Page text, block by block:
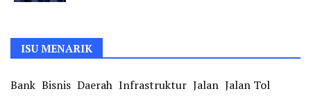
ISU MENARIK
Bank Bisnis Daerah Infrastruktur Jalan Jalan Tol